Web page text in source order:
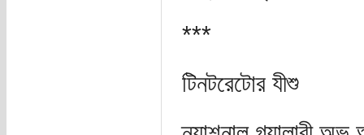
***
টিনটরেটোর যীশু